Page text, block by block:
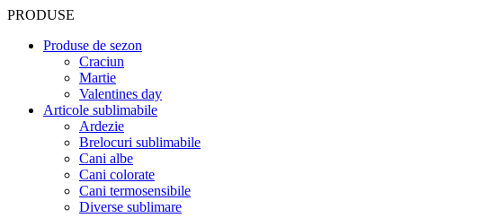
PRODUSE
Produse de sezon
Craciun
Martie
Valentines day
Articole sublimabile
Ardezie
Brelocuri sublimabile
Cani albe
Cani colorate
Cani termosensibile
Diverse sublimare